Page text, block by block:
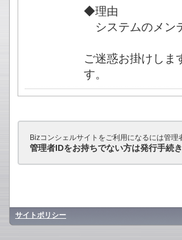
◆理由
システムのメン
ご迷惑お掛けしま
す。
Bizコンシェルサイトをご利用になるには管
管理者IDをお持ちでない方は発行手続
サイトポリシー